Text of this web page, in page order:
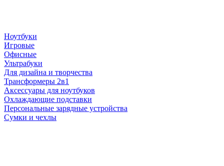
Ноутбуки
Игровые
Офисные
Ультрабуки
Для дизайна и творчества
Трансформеры 2в1
Аксессуары для ноутбуков
Охлаждающие подставки
Персональные зарядные устройства
Сумки и чехлы